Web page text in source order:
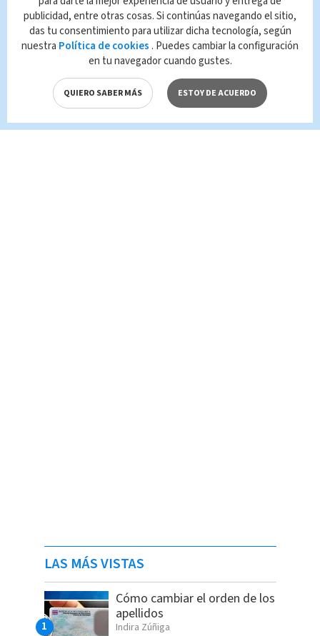
Queda prohibida la reproducción total o
parcial del contenido de esta página, mismo
que es propiedad de TELEDIARIO; su
reproducción no autorizada constituye una
infracción y un delito de conformidad con las
leyes aplicables.
LAS MÁS VISTAS
Cómo cambiar el orden de los
apellidos
Indira Zúñiga
publicidad, entre otras cosas. Si continúas navegando el sitio,
das tu consentimiento para utilizar dicha tecnología, según
nuestra Política de cookies . Puedes cambiar la configuración
en tu navegador cuando gustes.
QUIERO SABER MÁS ESTOY DE ACUERDO